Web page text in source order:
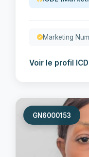
Marketing
Voir le profil
GN6000153